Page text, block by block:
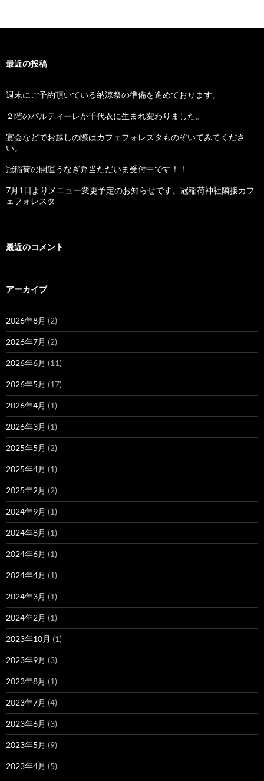
最近の投稿
週末にご予約頂いている納涼祭の準備を進めております。
２階のパルティーレが千代衣に生まれ変わりました。
宴会などでお越しの際はカフェフォレスタものぞいてみてくださ
い。
冠稲荷の開運うなぎ弁当ただいま受付中です！！
7月1日よりメニュー変更予定のお知らせです。冠稲荷神社隣接カフ
ェフォレスタ
最近のコメント
アーカイブ
2026年8月 (2)
2026年7月 (2)
2026年6月 (11)
2026年5月 (17)
2026年4月 (1)
2026年3月 (1)
2025年5月 (2)
2025年4月 (1)
2025年2月 (2)
2024年9月 (1)
2024年8月 (1)
2024年6月 (1)
2024年4月 (1)
2024年3月 (1)
2024年2月 (1)
2023年10月 (1)
2023年9月 (3)
2023年8月 (1)
2023年7月 (4)
2023年6月 (3)
2023年5月 (9)
2023年4月 (5)